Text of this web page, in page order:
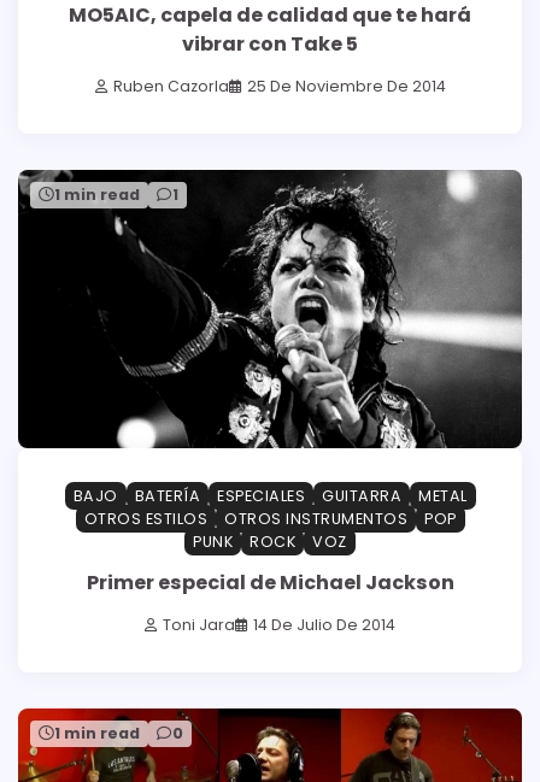
MO5AIC, capela de calidad que te hará
vibrar con Take 5
Ruben Cazorla 25 De Noviembre De 2014
1 min read 1
BAJO BATERÍA ESPECIALES GUITARRA
METAL
OTROS ESTILOS
OTROS INSTRUMENTOS
POP
PUNK
ROCK VOZ
Primer especial de Michael Jackson
Toni Jara 14 De Julio De 2014
1 min read 0